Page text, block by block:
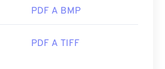
PDF A BMP
PDF A TIFF